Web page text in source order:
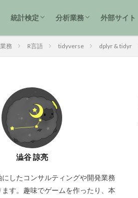
統計検定
1級解説
準1級解説
2級解説
統計検定3級 過去問解説
分析業務
tidyverse
外部サイト
務 R言語 tidyverse dplyr & tidyr
澁谷 諒亮
したコンサルティングや開発業務
す。趣味でゲームを作ったり、本